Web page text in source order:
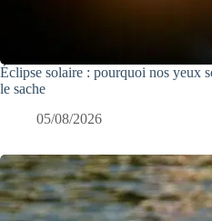
Éclipse solaire : pourquoi nos yeux
le sache
05/08/2026